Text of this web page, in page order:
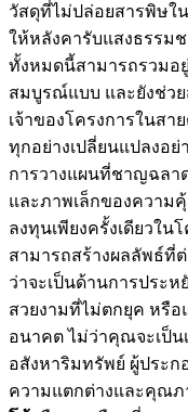
วัสดุที่ไม่ปล่อยสารพิษใ
ให้หลังคารับแสงธรรม
ทั้งหมดนี้สามารถรวมอ
สมบูรณ์แบบ และยังช่ว
เจ้าของโครงการในส
ทุกอย่างเปลี่ยนแปลงอย่
การวางแผนที่ชาญฉลา
และภาพเล็กของความ
ลงทุนเพียงครั้งเดียวใ
สามารถสร้างผลลัพธ์ที่
ว่าจะเป็นด้านการประ
สวยงามที่ไม่ตกยุค หรื
อนาคต ไม่ว่าคุณจะเป็น
อสังหาริมทรัพย์ ผู้ประก
ความแตกต่างและคุณภ